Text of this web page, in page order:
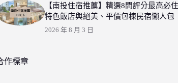
【南投住宿推薦】精選8間評分最高必住
特色飯店與絕美、平價包棟民宿懶人包
2026 年 8 月 3 日
作標章